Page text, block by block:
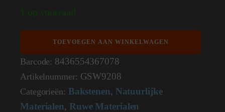
1 op voorraad
-
x1000
9208
aantal
TOEVOEGEN AAN WINKELWAGEN
Barcode: 8436554367078
Artikelnummer: GSW9208
Categorieën: Bakstenen, Natuurlijke
Materialen, Ruwe Materialen